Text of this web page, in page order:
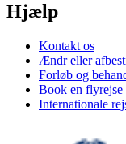
Hjælp
Kontakt os
Ændr eller
Forløb og
Book en flyrejse
Internationale